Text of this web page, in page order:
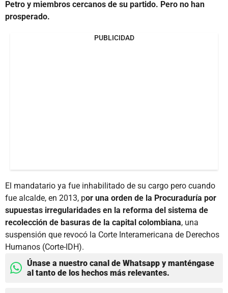
Petro y miembros cercanos de su partido. Pero no han
prosperado.
PUBLICIDAD
El mandatario ya fue inhabilitado de su cargo pero cuando
fue alcalde, en 2013, por una orden de la Procuraduría por
supuestas irregularidades en la reforma del sistema de
recolección de basuras de la capital colombiana, una
suspensión que revocó la Corte Interamericana de Derechos
Humanos (Corte-IDH).
Únase a nuestro canal de Whatsapp y manténgase
al tanto de los hechos más relevantes.